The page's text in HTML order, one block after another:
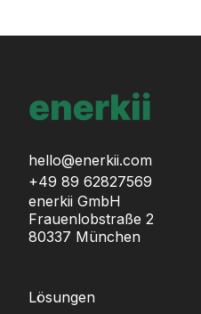
hello@enerkii.com
+49 89 62827569
enerkii GmbH
Frauenlobstraße 2
80337 München
Lösungen